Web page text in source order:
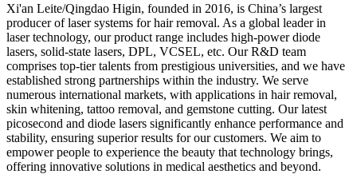
Xi'an Leite/Qingdao Higin, founded in 2016, is China’s largest
producer of laser systems for hair removal. As a global leader in
laser technology, our product range includes high-power diode
lasers, solid-state lasers, DPL, VCSEL, etc. Our R&D team
comprises top-tier talents from prestigious universities, and we have
established strong partnerships within the industry. We serve
numerous international markets, with applications in hair removal,
skin whitening, tattoo removal, and gemstone cutting. Our latest
picosecond and diode lasers significantly enhance performance and
stability, ensuring superior results for our customers. We aim to
empower people to experience the beauty that technology brings,
offering innovative solutions in medical aesthetics and beyond.